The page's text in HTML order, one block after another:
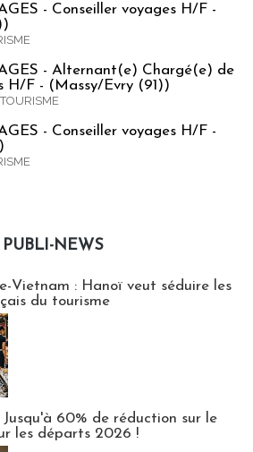
- Conseiller voyages H/F -
- Alternant(e) Chargé(e) de
H/F - (Massy/Evry (91))
- Conseiller voyages H/F -
PUBLI-NEWS
Vietnam : Hanoï veut séduire les
du tourisme
Jusqu'à 60% de réduction sur le
les départs 2026 !